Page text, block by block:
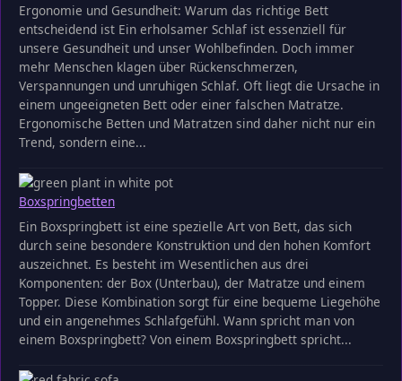
Ergonomie und Gesundheit: Warum das richtige Bett
entscheidend ist Ein erholsamer Schlaf ist essenziell für
unsere Gesundheit und unser Wohlbefinden. Doch immer
mehr Menschen klagen über Rückenschmerzen,
Verspannungen und unruhigen Schlaf. Oft liegt die Ursache in
einem ungeeigneten Bett oder einer falschen Matratze.
Ergonomische Betten und Matratzen sind daher nicht nur ein
Trend, sondern eine...
Boxspringbetten
Ein Boxspringbett ist eine spezielle Art von Bett, das sich
durch seine besondere Konstruktion und den hohen Komfort
auszeichnet. Es besteht im Wesentlichen aus drei
Komponenten: der Box (Unterbau), der Matratze und einem
Topper. Diese Kombination sorgt für eine bequeme Liegehöhe
und ein angenehmes Schlafgefühl. Wann spricht man von
einem Boxspringbett? Von einem Boxspringbett spricht...